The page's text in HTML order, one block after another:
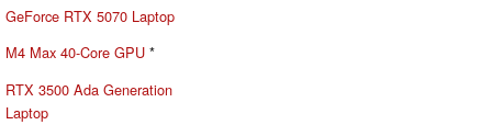
GeForce RTX 5070 Laptop
M4 Max 40-Core GPU *
RTX 3500 Ada Generation
Laptop